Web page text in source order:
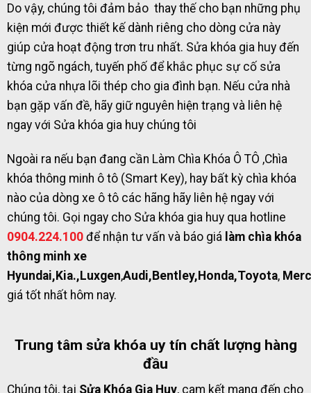
Do vậy, chúng tôi đảm bảo thay thế cho bạn những phụ
kiện mới được thiết kế dành riêng cho dòng cửa này
giúp cửa hoạt động trơn tru nhất. Sửa khóa gia huy đến
từng ngõ ngách, tuyến phố để khắc phục sự cố sửa
khóa cửa nhựa lõi thép cho gia đình bạn. Nếu cửa nhà
bạn gặp vấn đề, hãy giữ nguyên hiện trạng và liên hệ
ngay với Sửa khóa gia huy chúng tôi
Ngoài ra nếu bạn đang cần Làm Chìa Khóa Ô TÔ ,Chìa
khóa thông minh ô tô (Smart Key), hay bất kỳ chìa khóa
nào của dòng xe ô tô các hãng hãy liên hệ ngay với
chúng tôi. Gọi ngay cho Sửa khóa gia huy qua hotline
0904.224.100 để nhận tư vấn và báo giá làm chìa khóa
thông minh xe
Hyundai,Kia.,Luxgen,Audi,Bentley,Honda,Toyota,
giá tốt nhất hôm nay.
Trung tâm sửa khóa uy tín chất lượng hàng
đầu
Chúng tôi, tại Sửa Khóa Gia Huy, cam kết mang đến cho